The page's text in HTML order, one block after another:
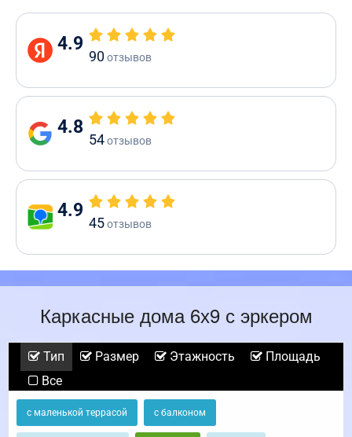
4.9
90отзывов
4.8
54отзывов
4.9
45отзывов
Каркасные дома 6х9 с эркером
Тип Размер Этажность
Площадь
Все
с маленькой террасой с балконом